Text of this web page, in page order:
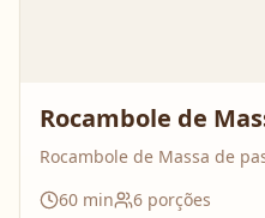
Rocambole de
Rocambole de Massa de
60 min 6 porções